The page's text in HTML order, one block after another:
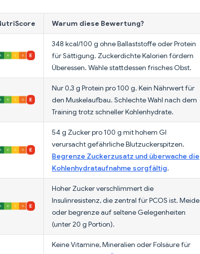
Warum diese Bewertung?
348 kcal/100 g ohne Ballaststoffe oder Protein
für Sättigung. Zuckerdichte Kalorien fördern
Überessen. Wähle stattdessen frisches Obst.
Nur 0,3 g Protein pro 100 g. Kein Nährwert für
den Muskelaufbau. Schlechte Wahl nach dem
Training trotz schneller Kohlenhydrate.
54 g Zucker pro 100 g mit hohem GI
verursacht gefährliche Blutzuckerspitzen.
Begrenze Zuckerzusatz und überwache die
Kohlenhydrataufnahme sorgfältig.
Hoher Zucker verschlimmert die
Insulinresistenz, die zentral für PCOS ist. Meide
oder begrenze auf seltene Gelegenheiten
(unter 20 g Portion).
Keine Vitamine, Mineralien oder Folsäure für